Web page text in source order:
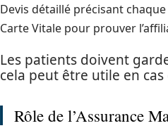
Devis détaillé précisant
Carte Vitale pour prouver
Les patients doivent
cela peut être utile en
Rôle de l’Assurance